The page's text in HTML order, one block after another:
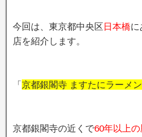
今回は、東京都中央区日本橋に
店を紹介します。
「京都銀閣寺 ますたにラーメ
京都銀閣寺の近くで60年以上の